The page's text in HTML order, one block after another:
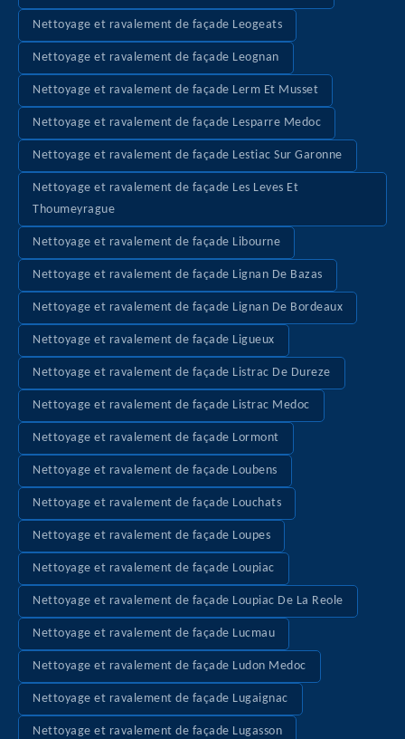
Nettoyage et ravalement de façade Leogeats
Nettoyage et ravalement de façade Leognan
Nettoyage et ravalement de façade Lerm Et Musset
Nettoyage et ravalement de façade Lesparre Medoc
Nettoyage et ravalement de façade Lestiac Sur Garonne
Nettoyage et ravalement de façade Les Leves Et
Thoumeyrague
Nettoyage et ravalement de façade Libourne
Nettoyage et ravalement de façade Lignan De Bazas
Nettoyage et ravalement de façade Lignan De Bordeaux
Nettoyage et ravalement de façade Ligueux
Nettoyage et ravalement de façade Listrac De Dureze
Nettoyage et ravalement de façade Listrac Medoc
Nettoyage et ravalement de façade Lormont
Nettoyage et ravalement de façade Loubens
Nettoyage et ravalement de façade Louchats
Nettoyage et ravalement de façade Loupes
Nettoyage et ravalement de façade Loupiac
Nettoyage et ravalement de façade Loupiac De La Reole
Nettoyage et ravalement de façade Lucmau
Nettoyage et ravalement de façade Ludon Medoc
Nettoyage et ravalement de façade Lugaignac
Nettoyage et ravalement de façade Lugasson